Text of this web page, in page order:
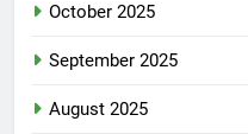
October 2025
September 2025
August 2025